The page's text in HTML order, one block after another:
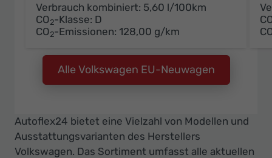
Verbrauch kombiniert: 5,60 l/100km
CO2-Klasse: D
CO2-Emissionen: 128,00 g/km
Alle Volkswagen EU-Neuwagen
Autoflex24 bietet eine Vielzahl von Modellen und
Ausstattungsvarianten des Herstellers
Volkswagen. Das Sortiment umfasst alle aktuellen